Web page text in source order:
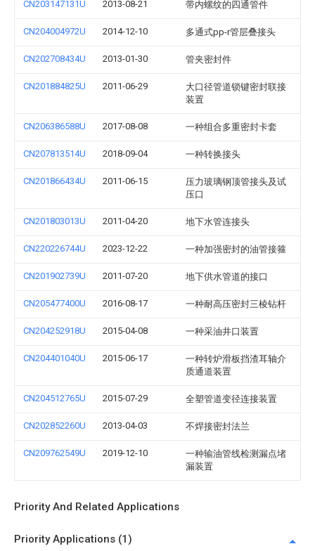
CN203147131U 2013-08-21 带内螺纹的四通管件
CN204004972U 2014-12-10 多通式pp-r管层叠接头
CN202708434U 2013-01-30 管夹密封件
CN201884825U 2011-06-29
大口径管道锁键密封联接
装置
CN206386588U 2017-08-08 一种组合多重密封卡套
CN207813514U 2018-09-04 一种转换接头
CN201866434U 2011-06-15
压力玻璃钢顶管接头及试
压口
CN201803013U 2011-04-20 地下水管连接头
CN220226744U 2023-12-22 一种加强密封的油管接箍
CN201902739U 2011-07-20 地下供水管道的接口
CN205477400U 2016-08-17 一种耐高压密封三棱钻杆
CN204252918U 2015-04-08 一种采油井口装置
CN204401040U 2015-06-17
一种转炉滑板挡渣耳轴介
质通道装置
CN204512765U 2015-07-29 全塑管道变径连接装置
CN202852260U 2013-04-03 不焊接密封法兰
CN209762549U 2019-12-10
一种输油管线检测漏点堵
漏装置
Priority And Related Applications
Priority Applications (1)